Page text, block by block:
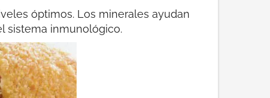
óptimos. Los minerales ayudan
sistema inmunológico.